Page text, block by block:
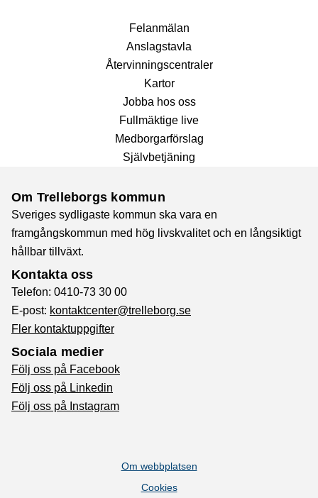
Fel­anmälan
Anslags­tavla
Återvinnings­centraler
Kartor
Jobba hos oss
Fullmäktige live
Medborgarförslag
Självbetjäning
Om Trelleborgs kommun
Sveriges sydligaste kommun ska vara en
framgångskommun med hög livskvalitet och en långsiktigt
hållbar tillväxt.
Kontakta oss
Telefon: 0410-73 30 00
E-post: kontaktcenter@trelleborg.se
Fler kontaktuppgifter
Sociala medier
Följ oss på Facebook
Följ oss på Linkedin
Följ oss på Instagram
Om webbplatsen
Cookies